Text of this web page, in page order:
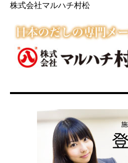
株式会社マルハチ村松